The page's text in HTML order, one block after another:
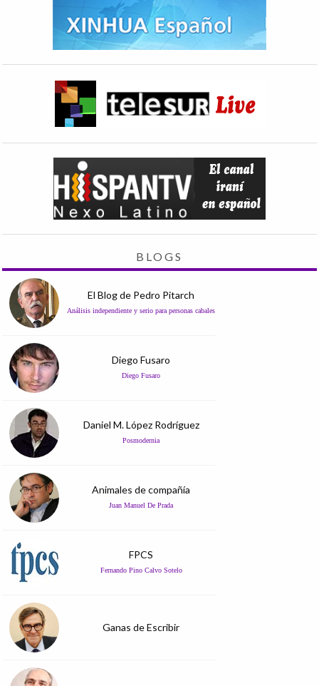
BLOGS
El Blog de Pedro Pitarch
Análisis independiente y serio para personas cabales
Diego Fusaro
Diego Fusaro
Daniel M. López Rodríguez
Posmodernia
Animales de compañía
Juan Manuel De Prada
FPCS
Fernando Pino Calvo Sotelo
Ganas de Escribir